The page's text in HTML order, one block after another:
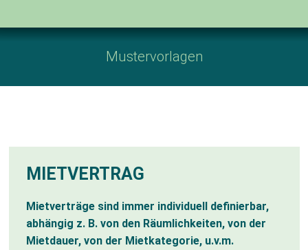
Mustervorlagen
MIETVERTRAG
Mietverträge sind immer individuell definierbar,
abhängig z. B. von den Räumlichkeiten, von der
Mietdauer, von der Mietkategorie, u.v.m.